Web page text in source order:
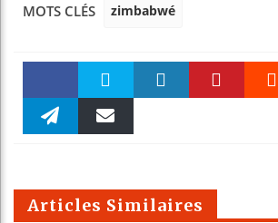
MOTS CLÉS zimbabwé
Faceboo Twitter
m
Articles Similaires